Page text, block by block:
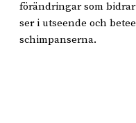
förändringar som
ser i utseende och
schimpanserna.